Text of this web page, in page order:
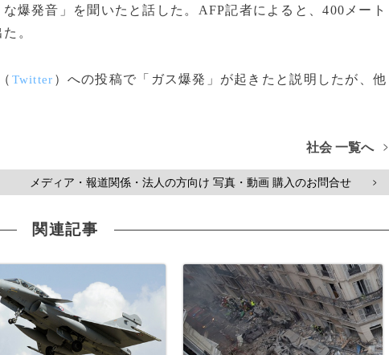
爆発音」を聞いたと話した。AFP記者によると、400メート
。
Twitter ）への投稿で「ガス爆発」が起きたと説明したが、他
社会 一覧へ >
メディア・報道関係・法人の方向け 写真・動画 購入のお問合せ >
関連記事